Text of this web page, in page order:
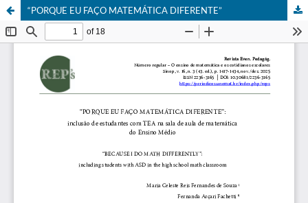
“PORQUE EU FAÇO MATEMÁTICA DIFERENTE”